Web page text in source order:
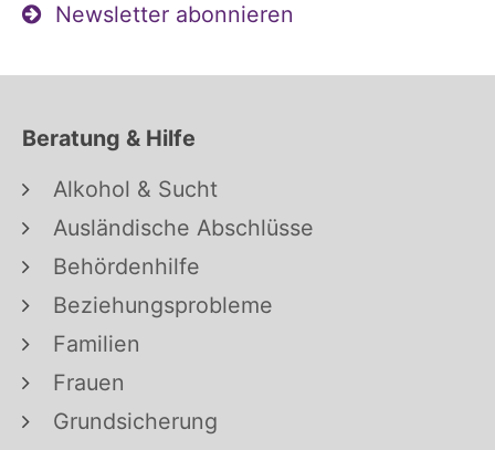
Newsletter abonnieren
Beratung & Hilfe
Alkohol & Sucht
Ausländische Abschlüsse
Behördenhilfe
Beziehungsprobleme
Familien
Frauen
Grundsicherung